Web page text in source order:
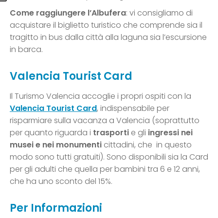
Come raggiungere l’Albufera: vi consigliamo di
acquistare il biglietto turistico che comprende sia il
tragitto in bus dalla città alla laguna sia l’escursione
in barca.
Valencia Tourist Card
Il Turismo Valencia accoglie i propri ospiti con la
Valencia Tourist Card, indispensabile per
risparmiare sulla vacanza a Valencia (soprattutto
per quanto riguarda i trasporti e gli ingressi nei
musei e nei monumenti cittadini, che in questo
modo sono tutti gratuiti). Sono disponibili sia la Card
per gli adulti che quella per bambini tra 6 e 12 anni,
che ha uno sconto del 15%.
Per Informazioni